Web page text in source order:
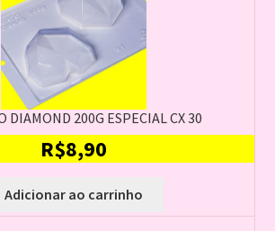
DIAMOND 200G ESPECIAL CX 30
R$8,90
Adicionar ao carrinho